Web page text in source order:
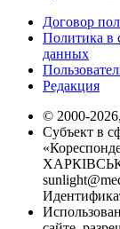
Договор
Политика в
данных
Редакция
© 2000-
Субъект в